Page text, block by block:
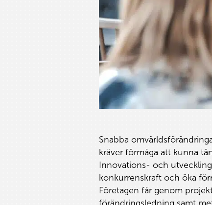
Snabba
kräver förmåga att kunna
Innovations- och
konkurrenskraft och öka
Företagen får genom